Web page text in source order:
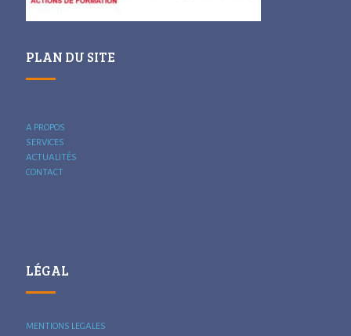
PLAN DU SITE
A PROPOS
SERVICES
ACTUALITÉS
CONTACT
LÉGAL
MENTIONS LEGALES